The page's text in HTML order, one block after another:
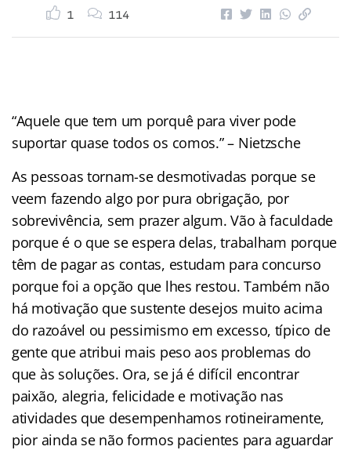
1 114
“Aquele que tem um porquê para viver pode
suportar quase todos os comos.” – Nietzsche
As pessoas tornam-se desmotivadas porque se
veem fazendo algo por pura obrigação, por
sobrevivência, sem prazer algum. Vão à faculdade
porque é o que se espera delas, trabalham porque
têm de pagar as contas, estudam para concurso
porque foi a opção que lhes restou. Também não
há motivação que sustente desejos muito acima
do razoável ou pessimismo em excesso, típico de
gente que atribui mais peso aos problemas do
que às soluções. Ora, se já é difícil encontrar
paixão, alegria, felicidade e motivação nas
atividades que desempenhamos rotineiramente,
pior ainda se não formos pacientes para aguardar